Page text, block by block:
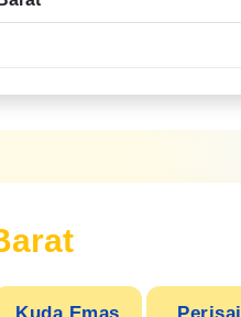
Kuda Emas Perisai